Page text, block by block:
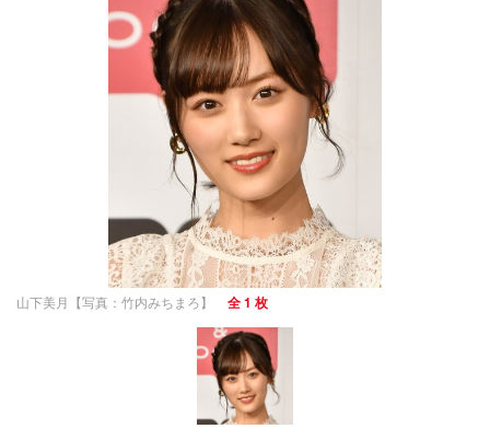
山下美月【写真：竹内みちまろ】 全 1 枚